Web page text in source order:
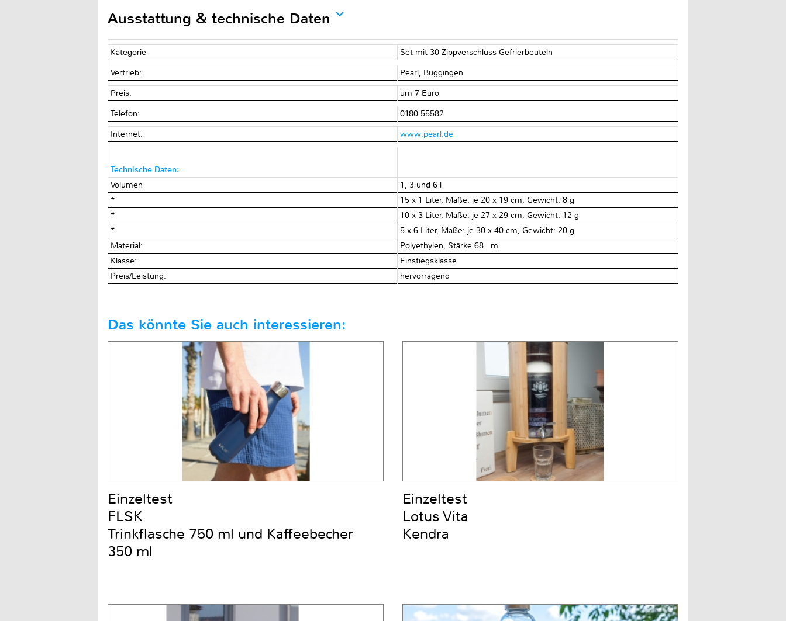
Ausstattung & technische Daten
Kategorie Set mit 30 Zippverschluss-Gefrierbeuteln
Vertrieb: Pearl, Buggingen
Preis: um 7 Euro
Telefon: 0180 55582
Internet: www.pearl.de
Technische Daten:
Volumen
1, 3 und 6 l
*
15 x 1 Liter, Maße: je 20 x 19 cm, Gewicht: 8 g
*
10 x 3 Liter, Maße: je 27 x 29 cm, Gewicht: 12 g
*
5 x 6 Liter, Maße: je 30 x 40 cm, Gewicht: 20 g
Material:
Polyethylen, Stärke 68 μm
Klasse:
Einstiegsklasse
Preis/Leistung:
hervorragend
Das könnte Sie auch interessieren:
Einzeltest
FLSK
Trinkflasche 750 ml und Kaffeebecher
350 ml
Einzeltest
Lotus Vita
Kendra